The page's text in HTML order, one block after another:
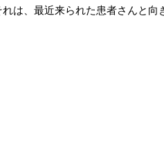
は、最近来られた患者さんと向